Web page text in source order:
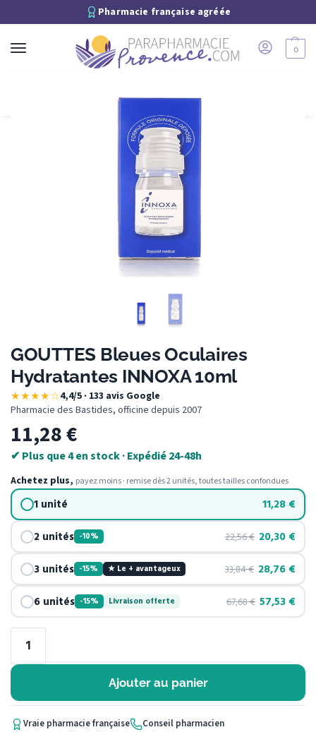
Pharmacie française agréée
0
GOUTTES Bleues Oculaires
Hydratantes INNOXA 10ml
★★★★☆4,4/5 · 133 avis Google·
Pharmacie des Bastides, officine depuis 2007
11,28€
✔ Plus que 4 en stock · Expédié 24-48h
Achetez plus, payez moins · remise dès 2 unités, toutes tailles confondues
1 unité 11,28 €
2 unités -10% 22,56€ 20,30 €
3 unités -15% ★ Le + avantageux 33,84€ 28,76 €
6 unités -15% Livraison offerte 67,68€ 57,53 €
Ajouter au panier
Vraie pharmacie française
Conseil pharmacien